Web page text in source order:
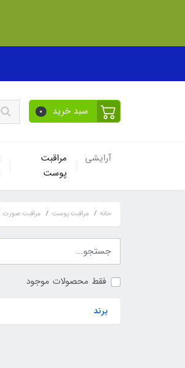
سبد خرید 0
آرایشی
مراقبت
پوست
خانه مراقبت پوست مراقبت صورت
فقط محصولات موجود
برند